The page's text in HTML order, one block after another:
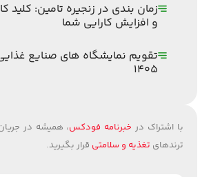
زمان بندی در زنجیره تامین:
و افزایش کارایی شما
۱۴۰۵
با اشتراک در خبرنامه فودکس، همیشه در
ترندهای تغذیه و سلامتی قرار بگیرید.